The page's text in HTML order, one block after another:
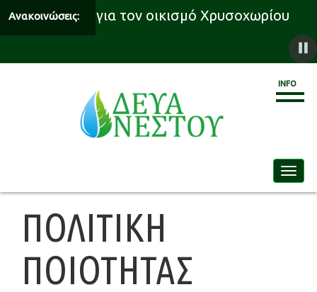
Ανακοινώσεις: για τον οικισμό Χρυσοχωρίου
INFO
ΠΟΛΙΤΙΚΗ
ΠΟΙΟΤΗΤΑΣ